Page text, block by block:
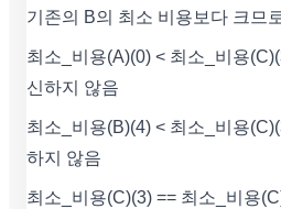
기존의 B의 최소 비용보다 크므
최소_비용(A)(0) < 최소_비용
신하지 않음
최소_비용(B)(4) < 최소_비용
하지 않음
최소_비용(C)(3) == 최소_비용